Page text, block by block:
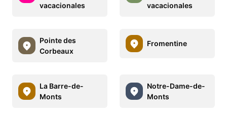
vacacionales
vacacionales
Pointe des
Corbeaux
Fromentine
La Barre-de-
Monts
Notre-Dame-de-
Monts